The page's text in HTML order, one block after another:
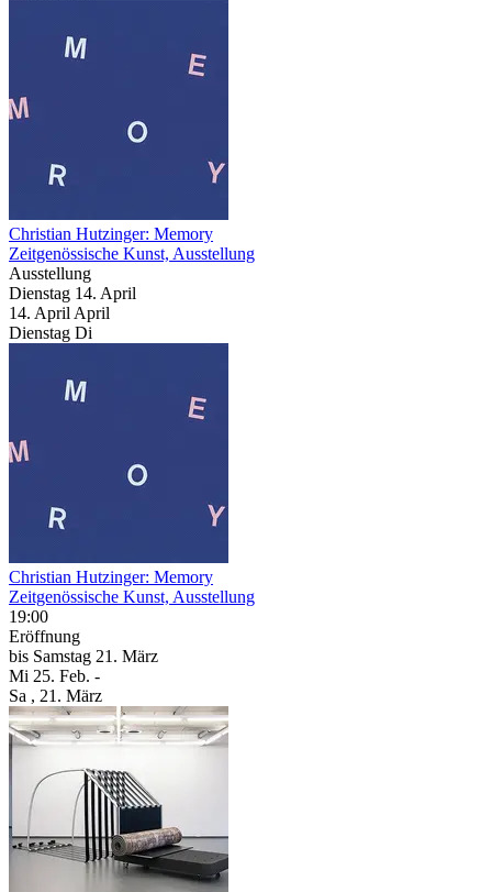
Christian Hutzinger: Memory
Zeitgenössische Kunst, Ausstellung
Ausstellung
Dienstag 14. April
14. April April
Dienstag Di
Christian Hutzinger: Memory
Zeitgenössische Kunst, Ausstellung
19:00
Eröffnung
bis Samstag 21. März
Mi 25. Feb. -
Sa , 21. März